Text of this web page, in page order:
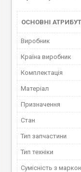
ОСНОВНІ
Виробник
Країна виробник
Комплектація
Матеріал
Призначення
Стан
Тип запчастини
Тип техніки
Сумісність з